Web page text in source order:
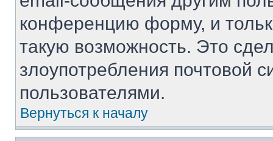
конференцию форму, и
такую возможность. Это
злоупотребления почтовой
пользователями.
Вернуться к началу